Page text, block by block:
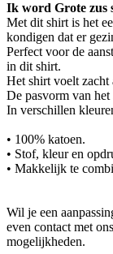
Ik word Grote zus
Met dit shirt is het
kondigen dat er
Perfect voor de
in dit shirt.
Het shirt voelt
De pasvorm van het
In verschillen
• 100% katoen.
• Stof, kleur en
• Makkelijk te
Wil je een
even contact met
mogelijkheden.